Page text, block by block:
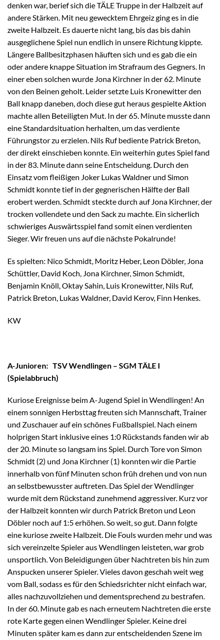
denken war, berief sich die TÄLE Truppe in der Halbzeit auf
andere Stärken. Mit neu gewecktem Ehrgeiz ging es in die
zweite Halbzeit. Es dauerte nicht lang, bis das bis dahin
ausgeglichene Spiel nun endlich in unsere Richtung kippte.
Längere Ballbesitzphasen häuften sich und es gab die ein
oder andere knappe Situation im Strafraum des Gegners. In
einer eben solchen wurde Jona Kirchner in der 62. Minute
von den Beinen geholt. Leider setzte Luis Kronewitter den
Ball knapp daneben, doch diese gut heraus gespielte Aktion
machte allen Beteiligten Mut. In der 65. Minute musste dann
eine Standardsituation herhalten, um das verdiente
Führungstor zu erzielen. Nils Ruf bediente Patrick Breton,
der direkt einschieben konnte. Ein weiterhin gutes Spiel fand
in der 83. Minute dann seine Entscheidung. Durch den
Einsatz vom fleißigen Joker Lukas Waldner und Simon
Schmidt konnte tief in der gegnerischen Hälfte der Ball
erobert werden. Schmidt steckte durch auf Jona Kirchner, der
trocken vollendete und den Sack zu machte. Ein sicherlich
schwieriges Auswärtsspiel fand somit einen verdienten
Sieger. Wir freuen uns auf die nächste Pokalrunde!
Es spielten: Nico Schmidt, Moritz Heber, Leon Döbler, Jona
Schüttler, David Koch, Jona Kirchner, Simon Schmidt,
Benjamin Knöll, Oktay Sahin, Luis Kronewitter, Nils Ruf,
Patrick Breton, Lukas Waldner, David Kerov, Finn Henkes.
KW
A-Junioren: TSV Wendlingen – SGM TÄLE I
(Spielabbruch)
Kuriose Ereignisse beim A-Jugend Spiel in Wendlingen! An
einem sonnigen Herbsttag freuten sich Mannschaft, Trainer
und Zuschauer auf ein schönes Fußballspiel. Nach einem
holprigen Start inklusive eines 1:0 Rückstands fanden wir ab
der 20. Minute so langsam ins Spiel. Durch Tore von Simon
Schmidt (2) und Jona Kirchner (1) konnten wir die Partie
innerhalb von fünf Minuten schon früh drehen und von nun
an selbstbewusster auftreten. Das Spiel der Wendlinger
wurde mit dem Rückstand zunehmend aggressiver. Kurz vor
der Halbzeit konnten wir durch Patrick Breton und Leon
Döbler noch auf 1:5 erhöhen. So weit, so gut. Dann folgte
eine kuriose zweite Halbzeit. Die Fouls wurden mehr und was
sich vereinzelte Spieler aus Wendlingen leisteten, war grob
unsportlich. Von Beleidigungen über Nachtreten bis hin zum
Anspucken unserer Spieler. Vieles davon geschah weit weg
vom Ball, sodass es für den Schiedsrichter nicht einfach war,
alles nachzuvollziehen und dementsprechend zu bestrafen.
In der 60. Minute gab es nach erneutem Nachtreten die erste
rote Karte gegen einen Wendlinger Spieler. Keine drei
Minuten später kam es dann zur entscheidenden Szene im